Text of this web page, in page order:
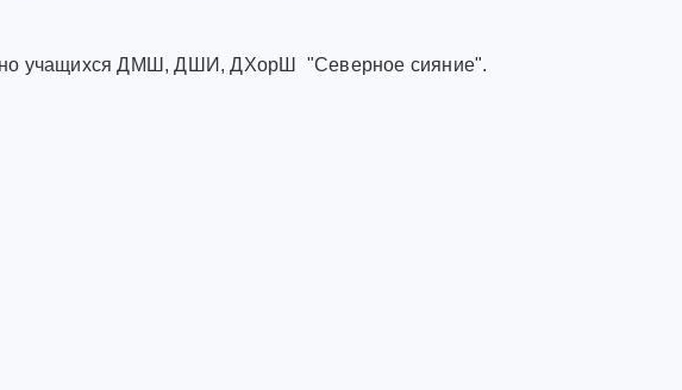
учащихся ДМШ, ДШИ, ДХорШ "Северное сияние".